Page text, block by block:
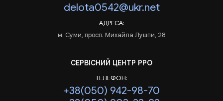
delota0542@ukr.net
АДРЕСА:
м. Суми, просп. Михайла Лушпи, 28
СЕРВІСНИЙ ЦЕНТР РРО
ТЕЛЕФОН:
+38(050) 942-98-70